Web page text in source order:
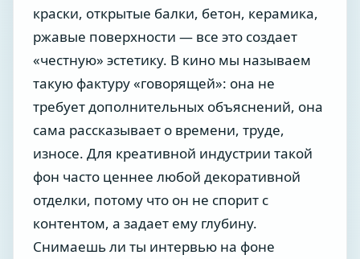
краски, открытые балки, бетон, керамика,
ржавые поверхности — все это создает
«честную» эстетику. В кино мы называем
такую фактуру «говорящей»: она не
требует дополнительных объяснений, она
сама рассказывает о времени, труде,
износе. Для креативной индустрии такой
фон часто ценнее любой декоративной
отделки, потому что он не спорит с
контентом, а задает ему глубину.
Снимаешь ли ты интервью на фоне